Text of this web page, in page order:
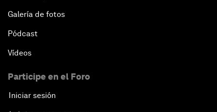
Galería de fotos
Pódcast
Vídeos
Participe en el Foro
Iniciar sesión